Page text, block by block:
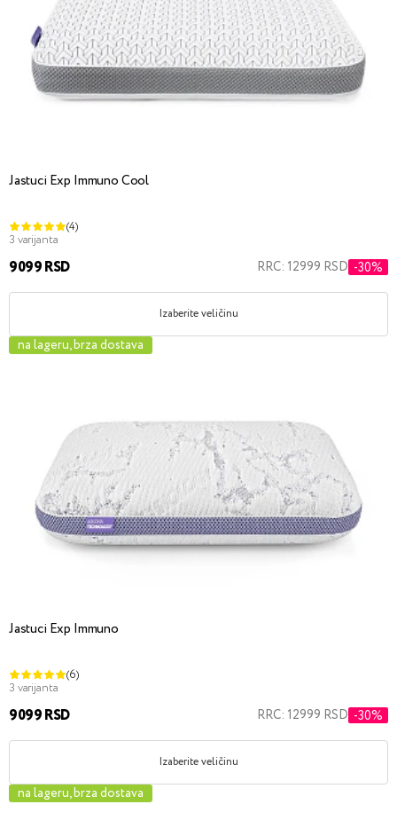
Jastuci Exp Immuno Cool
(4)
3 varijanta
9099 RSD RRC: 12999 RSD -30%
Izaberite veličinu
na lageru, brza dostava
Jastuci Exp Immuno
(6)
3 varijanta
9099 RSD RRC: 12999 RSD -30%
Izaberite veličinu
na lageru, brza dostava